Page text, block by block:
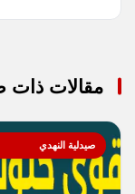
مقالات ذات
صيدلية النهدي